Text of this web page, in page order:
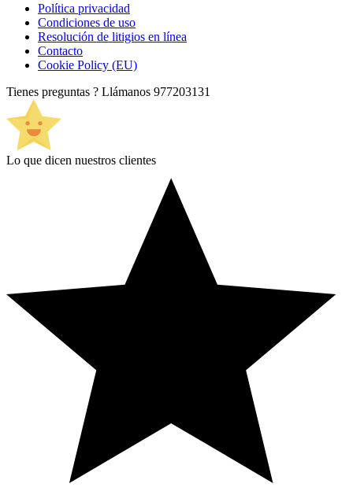
Política privacidad
Condiciones de uso
Resolución de litigios en línea
Contacto
Cookie Policy (EU)
Tienes preguntas ? Llámanos 977203131
Lo que dicen nuestros clientes